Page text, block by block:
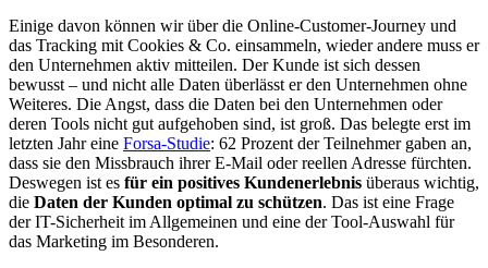
Einige davon können wir über die Online-Customer-Journey und
das Tracking mit Cookies & Co. einsammeln, wieder andere muss er
den Unternehmen aktiv mitteilen. Der Kunde ist sich dessen
bewusst – und nicht alle Daten überlässt er den Unternehmen ohne
Weiteres. Die Angst, dass die Daten bei den Unternehmen oder
deren Tools nicht gut aufgehoben sind, ist groß. Das belegte erst im
letzten Jahr eine Forsa-Studie: 62 Prozent der Teilnehmer gaben an,
dass sie den Missbrauch ihrer E-Mail oder reellen Adresse fürchten.
Deswegen ist es für ein positives Kundenerlebnis überaus wichtig,
die Daten der Kunden optimal zu schützen. Das ist eine Frage
der IT-Sicherheit im Allgemeinen und eine der Tool-Auswahl für
das Marketing im Besonderen.